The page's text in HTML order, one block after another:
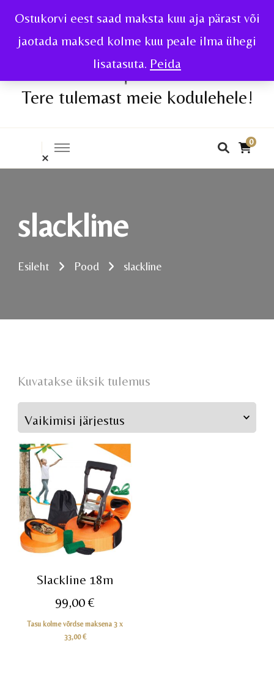
Ostukorvi eest saad maksta kuu aja pärast või
jaotada maksed kolme kuu peale ilma ühegi
lisatasuta. Peida
Tere tulemast meie kodulehele!
0
slackline
Esileht Pood slackline
Kuvatakse üksik tulemus
Slackline 18m
99,00€
Tasu kolme võrdse maksena 3 x
33,00€